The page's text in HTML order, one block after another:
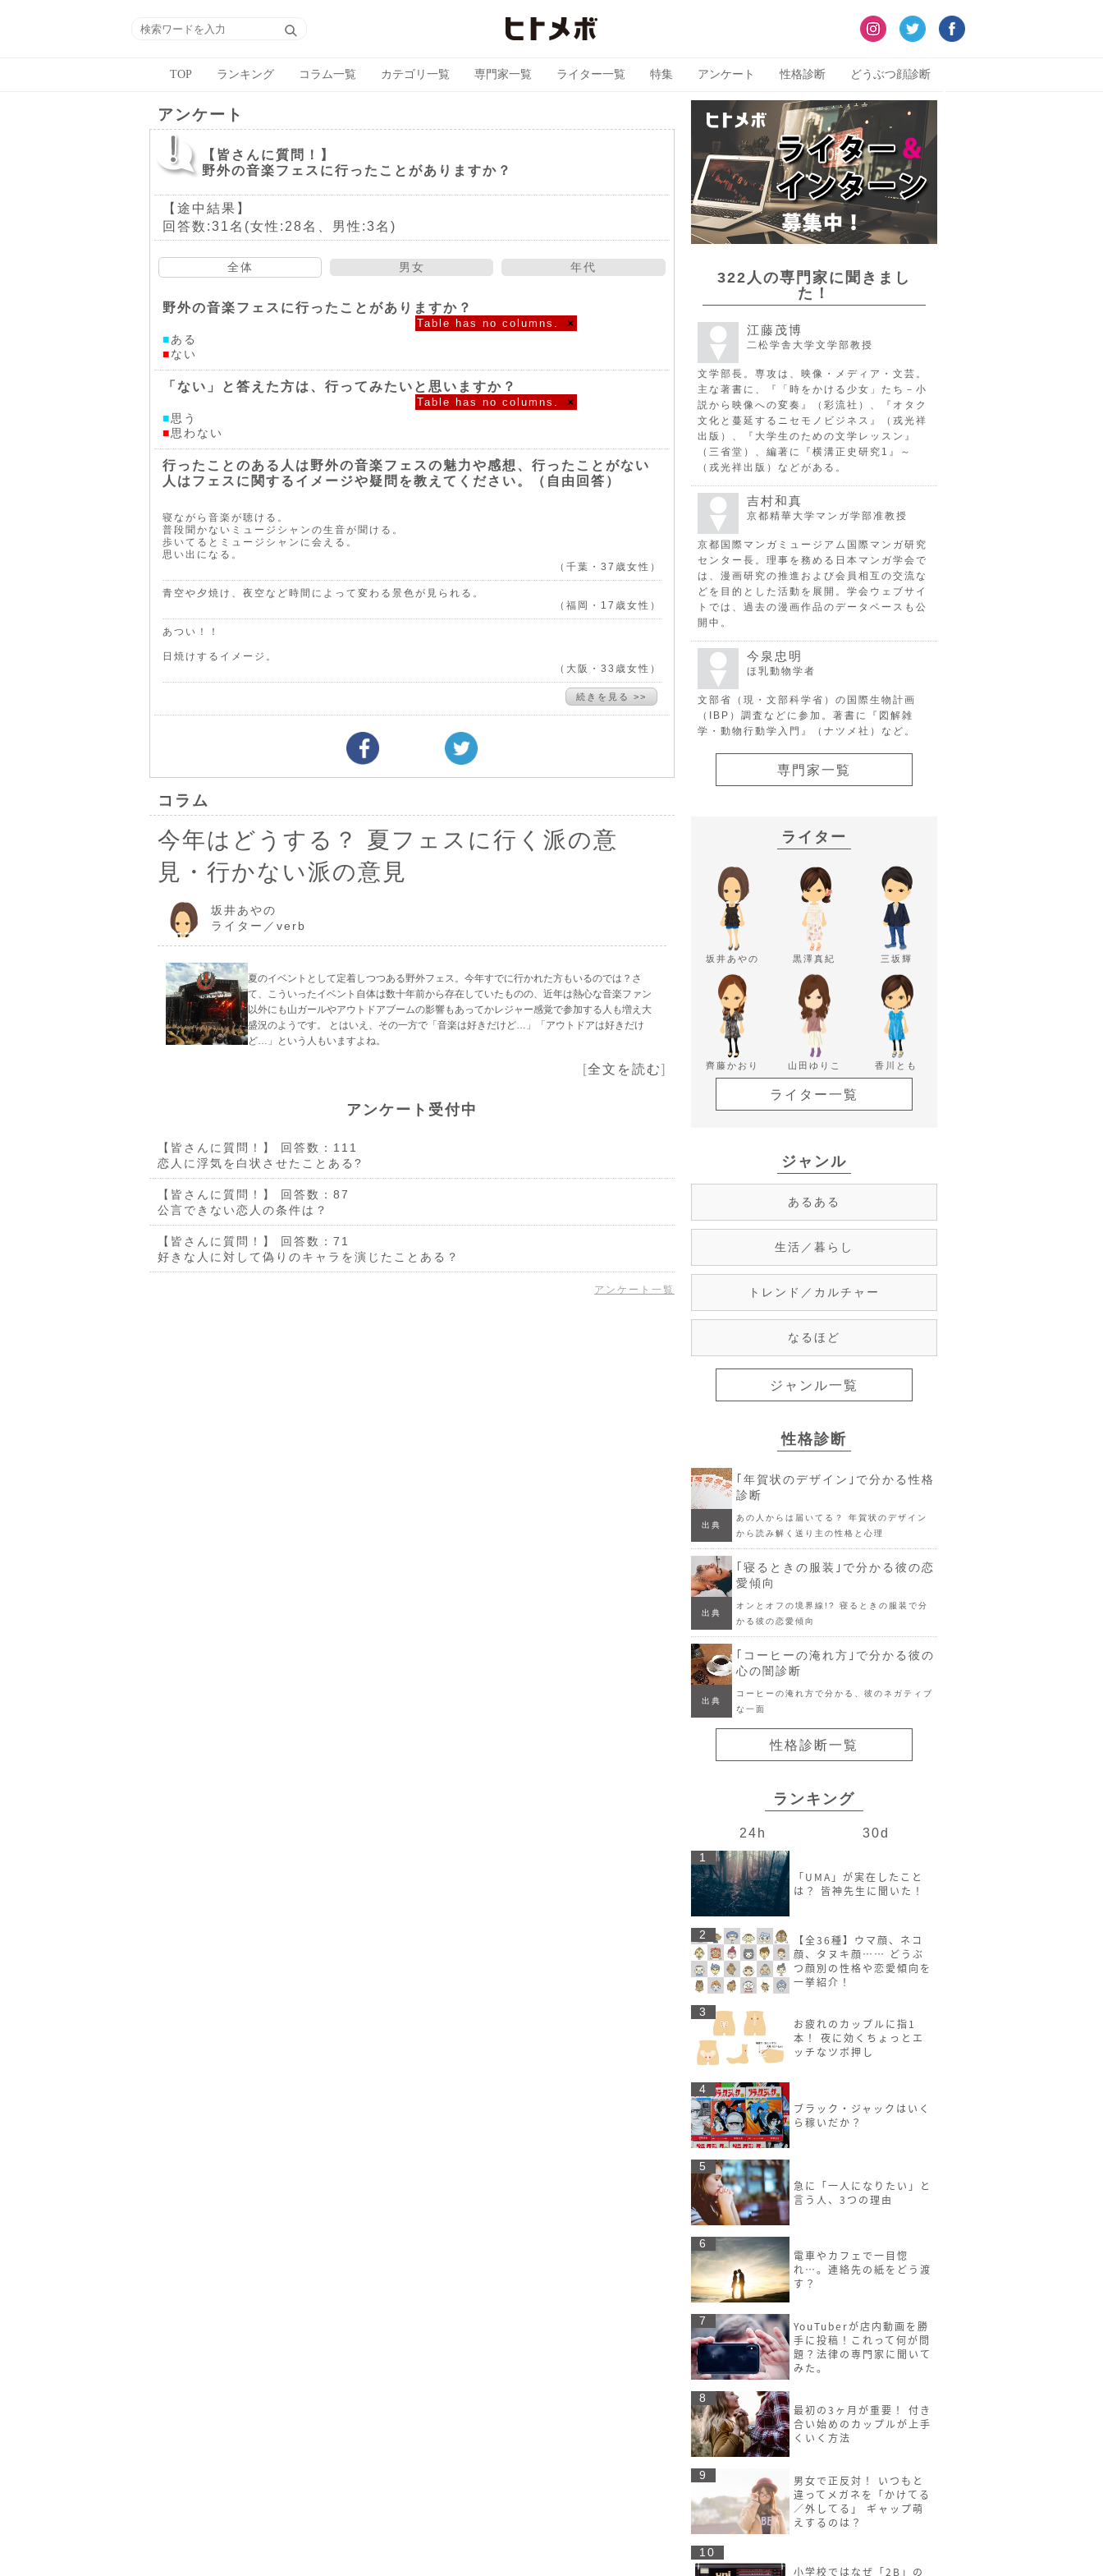
TOP ランキング コラム一覧 カテゴリ一覧 専門家一覧 ライター一覧 特集 アンケート 性格診断 どうぶつ顔診断
アンケート
【皆さんに質問！】
野外の音楽フェスに行ったことがありますか？
【途中結果】
回答数:31名(女性:28名、男性:3名)
全体 男女 年代
野外の音楽フェスに行ったことがありますか？
■ある
■ない
Table has no columns. ×
「ない」と答えた方は、行ってみたいと思いますか？
■思う
■思わない
Table has no columns. ×
行ったことのある人は野外の音楽フェスの魅力や感想、行ったことがない
人はフェスに関するイメージや疑問を教えてください。（自由回答）
寝ながら音楽が聴ける。
普段聞かないミュージシャンの生音が聞ける。
歩いてるとミュージシャンに会える。
思い出になる。
（千葉・37歳女性）
青空や夕焼け、夜空など時間によって変わる景色が見られる。
（福岡・17歳女性）
あつい！！
日焼けするイメージ。
（大阪・33歳女性）
続きを見る >>
コラム
今年はどうする？ 夏フェスに行く派の意
見・行かない派の意見
坂井あやの
ライター／verb
夏のイベントとして定着しつつある野外フェス。今年すでに行かれた方もいるのでは？さ
て、こういったイベント自体は数十年前から存在していたものの、近年は熱心な音楽ファン
以外にも山ガールやアウトドアブームの影響もあってかレジャー感覚で参加する人も増え大
盛況のようです。 とはいえ、その一方で「音楽は好きだけど…」「アウトドアは好きだけ
ど…」という人もいますよね。
[全文を読む]
アンケート受付中
【皆さんに質問！】
回答数：111
恋人に浮気を白状させたことある?
【皆さんに質問！】
回答数：87
公言できない恋人の条件は？
【皆さんに質問！】
回答数：71
好きな人に対して偽りのキャラを演じたことある？
アンケート一覧
322人の専門家に聞きまし
た！
江藤茂博
二松学舎大学文学部教授
文学部長。専攻は、映像・メディア・文芸。
主な著書に、『「時をかける少女」たち－小
説から映像への変奏』（彩流社）、『オタク
文化と蔓延するニセモノビジネス』（戎光祥
出版）、『大学生のための文学レッスン』
（三省堂）、編著に『横溝正史研究1』～
（戎光祥出版）などがある。
吉村和真
京都精華大学マンガ学部准教授
京都国際マンガミュージアム国際マンガ研究
センター長。理事を務める日本マンガ学会で
は、漫画研究の推進および会員相互の交流な
どを目的とした活動を展開。学会ウェブサイ
トでは、過去の漫画作品のデータベースも公
開中。
今泉忠明
ほ乳動物学者
文部省（現・文部科学省）の国際生物計画
（IBP）調査などに参加。著書に『図解雑
学・動物行動学入門』（ナツメ社）など。
専門家一覧
ライター
坂井あやの 黒澤真紀 三坂輝
齊藤かおり 山田ゆりこ 香川とも
ライター一覧
ジャンル
あるある
生活／暮らし
トレンド／カルチャー
なるほど
ジャンル一覧
性格診断
｢年賀状のデザイン｣で分かる性格
診断
出典
あの人からは届いてる？ 年賀状のデザイン
から読み解く送り主の性格と心理
｢寝るときの服装｣で分かる彼の恋
愛傾向
出典
オンとオフの境界線!? 寝るときの服装で分
かる彼の恋愛傾向
｢コーヒーの淹れ方｣で分かる彼の
心の闇診断
出典
コーヒーの淹れ方で分かる、彼のネガティブ
な一面
性格診断一覧
ランキング
24h 30d
1
「UMA」が実在したこと
は？ 皆神先生に聞いた！
2
【全36種】ウマ顔、ネコ
顔、タヌキ顔…… どうぶ
つ顔別の性格や恋愛傾向を
一挙紹介！
3
お疲れのカップルに指1
本！ 夜に効くちょっとエ
ッチなツボ押し
4
ブラック・ジャックはいく
ら稼いだか？
5
急に「一人になりたい」と
言う人、3つの理由
6
電車やカフェで一目惚
れ…。連絡先の紙をどう渡
す？
7
YouTuberが店内動画を勝
手に投稿！これって何が問
題？法律の専門家に聞いて
みた。
8
最初の3ヶ月が重要！ 付き
合い始めのカップルが上手
くいく方法
9
男女で正反対！ いつもと
違ってメガネを「かけてる
／外してる」 ギャップ萌
えするのは？
10
小学校ではなぜ「2B」の